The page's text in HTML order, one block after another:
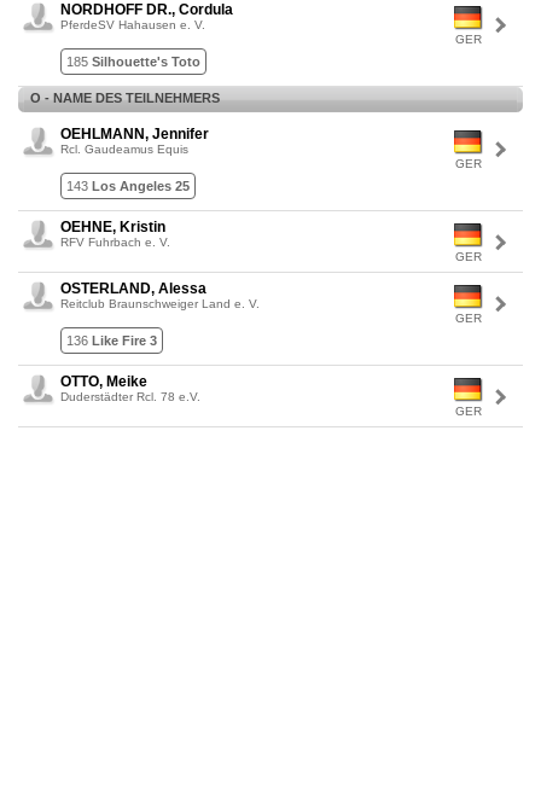
GER
NORDHOFF DR., Cordula
PferdeSV Hahausen e. V.
185 Silhouette's Toto
O - NAME DES TEILNEHMERS
GER
OEHLMANN, Jennifer
Rcl. Gaudeamus Equis
143 Los Angeles 25
GER
OEHNE, Kristin
RFV Fuhrbach e. V.
GER
OSTERLAND, Alessa
Reitclub Braunschweiger Land e. V.
136 Like Fire 3
GER
OTTO, Meike
Duderstädter Rcl. 78 e.V.